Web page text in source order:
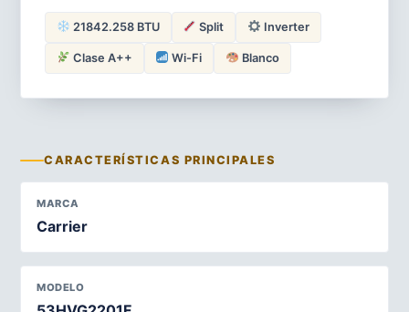
21842.258 BTU Split Inverter
Clase A++ Wi-Fi Blanco
CARACTERÍSTICAS PRINCIPALES
MARCA
Carrier
MODELO